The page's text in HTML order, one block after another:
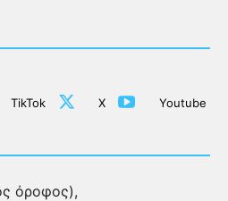
TikTok X Youtube
όροφος),